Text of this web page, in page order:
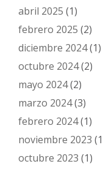
abril 2025 (1)
febrero 2025 (2)
diciembre 2024(1)
octubre 2024(2)
mayo 2024(2)
marzo 2024(3)
febrero 2024(1)
noviembre 2023
octubre 2023 (1)